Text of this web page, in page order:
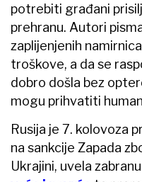
potrebiti građani
prehranu. Autori
zaplijenjenih
troškove, a da se
dobro došla bez
mogu prihvatiti
Rusija je 7. kolovoza
na sankcije Zapada
Ukrajini, uvela